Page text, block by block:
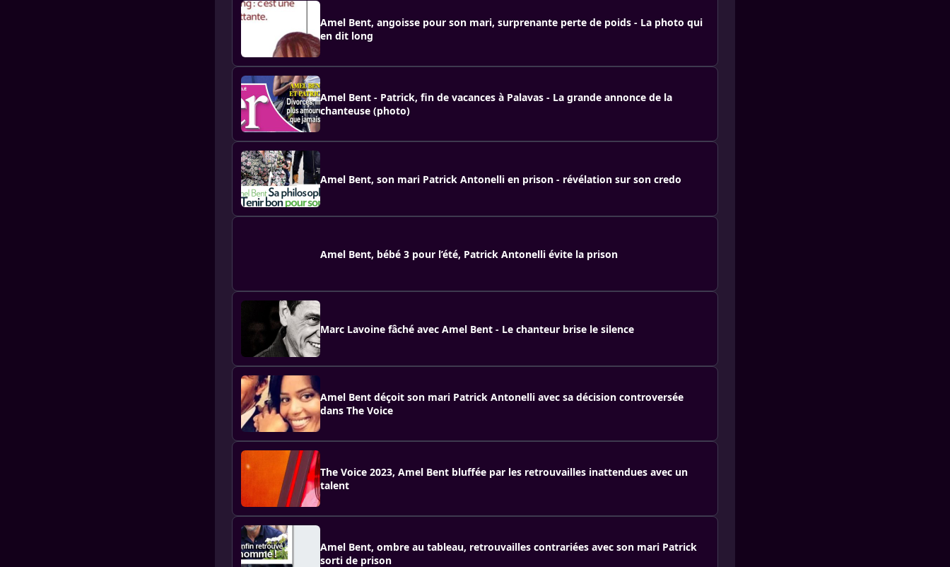
Amel Bent, angoisse pour son mari, surprenante perte de poids - La photo qui
en dit long
Amel Bent - Patrick, fin de vacances à Palavas - La grande annonce de la
chanteuse (photo)
Amel Bent, son mari Patrick Antonelli en prison - révélation sur son credo
Amel Bent, bébé 3 pour l’été, Patrick Antonelli évite la prison
Marc Lavoine fâché avec Amel Bent - Le chanteur brise le silence
Amel Bent déçoit son mari Patrick Antonelli avec sa décision controversée
dans The Voice
The Voice 2023, Amel Bent bluffée par les retrouvailles inattendues avec un
talent
Amel Bent, ombre au tableau, retrouvailles contrariées avec son mari Patrick
sorti de prison